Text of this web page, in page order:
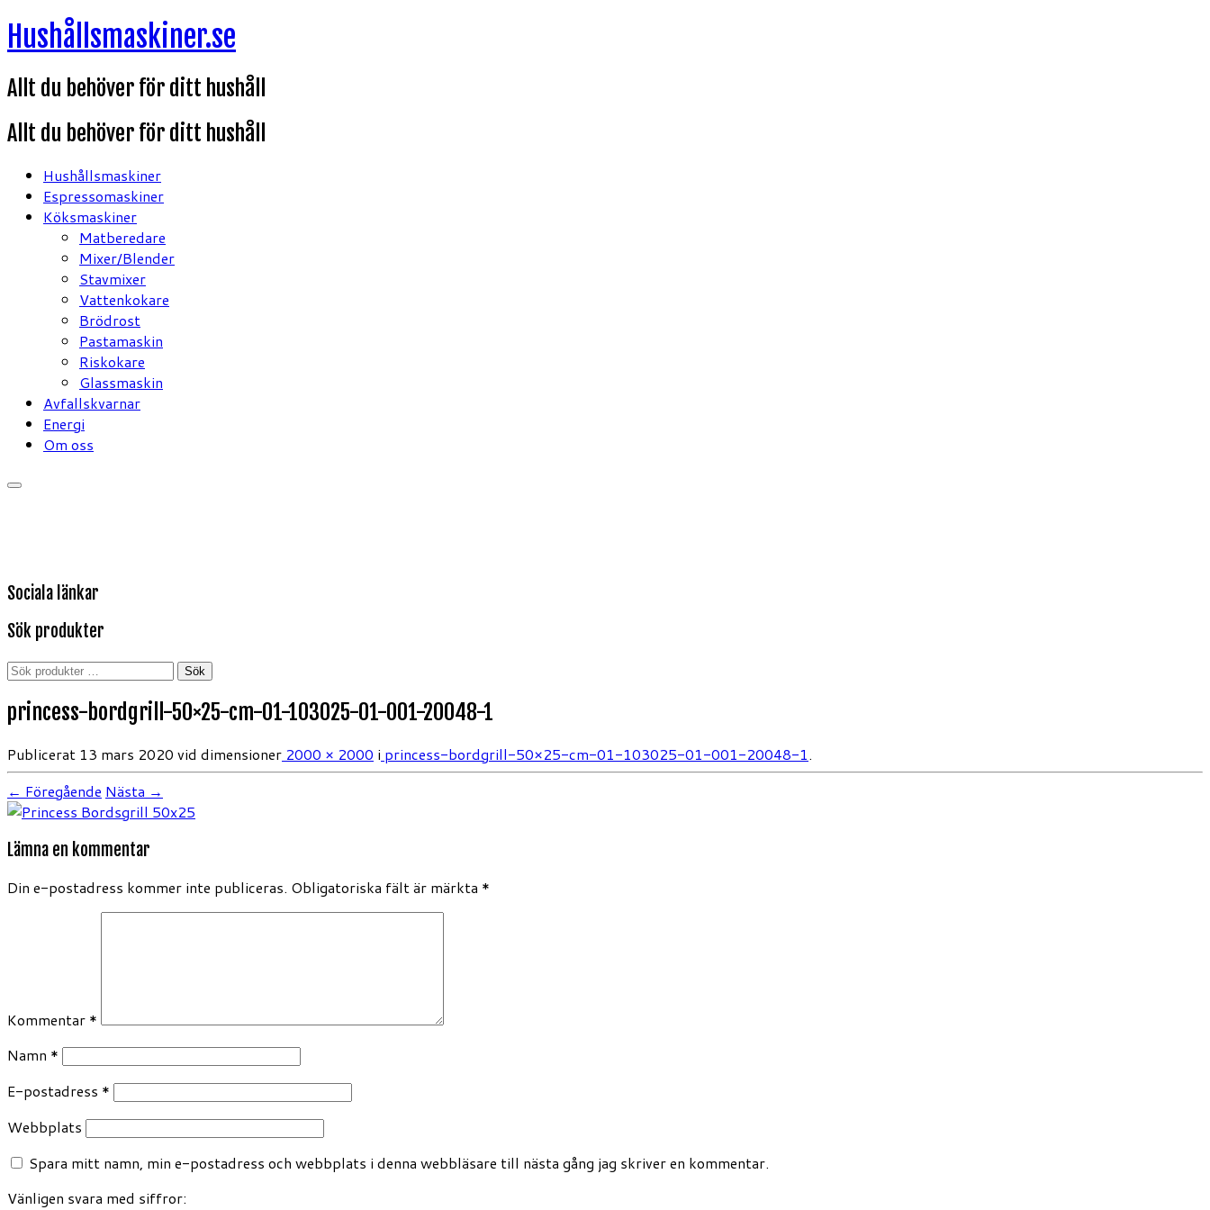
Hoppa
till
Hushållsmaskiner.se
Allt du behöver för ditt hushåll
Allt du behöver för ditt hushåll
Hushållsmaskiner
Espressomaskiner
Köksmaskiner
Matberedare
Mixer/Blender
Stavmixer
Vattenkokare
Brödrost
Pastamaskin
Riskokare
Glassmaskin
Avfallskvarnar
Energi
Om oss
Sociala länkar
Sök produkter
Sök
Sök
princess-bordgrill-50×25-cm-01-103025-01-001-20048-1
Publicerat 13 mars 2020 vid dimensioner 2000 × 2000 i princess-bordgrill-50×25-cm-01-103025-01-001-20048-1.
← Föregående Nästa →
Lämna en kommentar
Din e-postadress kommer inte publiceras. Obligatoriska fält är märkta *
Kommentar *
Namn *
E-postadress *
Webbplats
Spara mitt namn, min e-postadress och webbplats i denna webbläsare till nästa gång jag skriver en kommentar.
Vänligen svara med siffror: